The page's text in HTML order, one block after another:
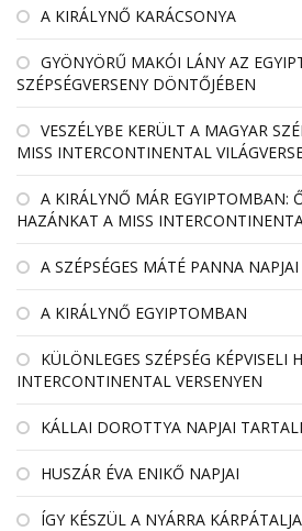
A KIRÁLYNŐ KARÁCSONYA
GYÖNYÖRŰ MAKÓI LÁNY AZ
SZÉPSÉGVERSENY DÖNTŐJÉBEN
VESZÉLYBE KERÜLT A MAGYAR
MISS INTERCONTINENTAL
A KIRÁLYNŐ MÁR EGYIPTOMBAN:
HAZÁNKAT A MISS
A SZÉPSÉGES MÁTÉ PANNA
A KIRÁLYNŐ EGYIPTOMBAN
KÜLÖNLEGES SZÉPSÉG KÉPVISELI
INTERCONTINENTAL VERSENYEN
KÁLLAI DOROTTYA NAPJAI
HUSZÁR ÉVA ENIKŐ NAPJAI
ÍGY KÉSZÜL A NYÁRRA